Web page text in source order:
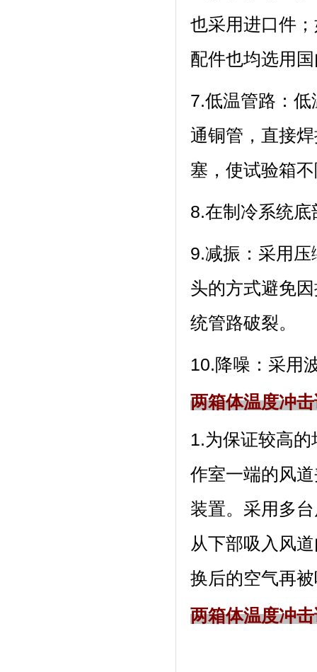
也采用进口件
配件也均选用国
7.低温管路
通铜管，直接
塞，使试验
8.在制冷系统底
9.减振：采
头的方式避免因
统管路破裂。
10.降噪：采用
两箱体温度冲
1.为保证较高的
作室一端的风道夹
装置。采用多
从下部吸入风道
换后的空气再被
两箱体温度冲